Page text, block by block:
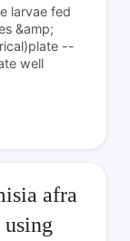
larvae fed
&amp;
--
well
afra